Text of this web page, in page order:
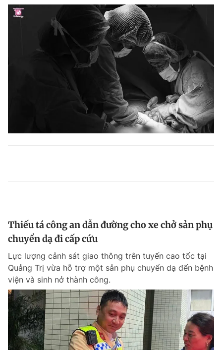
Thiếu tá công an dẫn đường cho xe chở sản phụ
chuyển dạ đi cấp cứu
Lực lượng cảnh sát giao thông trên tuyến cao tốc tại
Quảng Trị vừa hỗ trợ một sản phụ chuyển dạ đến bệnh
viện và sinh nở thành công.